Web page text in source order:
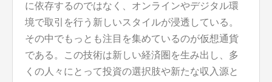
に依存するのではなく、オンラインやデジタル環
境で取引を行う新しいスタイルが浸透している。
その中でもっとも注目を集めているのが仮想通貨
である。この技術は新しい経済圏を生み出し、多
くの人々にとって投資の選択肢や新たな収入源と